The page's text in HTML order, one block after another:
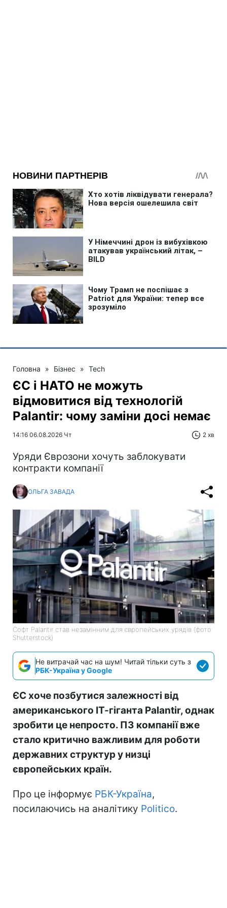
Головна » Бізнес » Tech
ЄС і НАТО не можуть
відмовитися від технологій
Palantir: чому заміни досі немає
14:16 06.08.2026 Чт 2 хв
Уряди Єврозони хочуть заблокувати
контракти компанії
ОЛЬГА ЗАВАДА
Софт Palantir став незамінним для європейських урядів (фото:
Shutterstock)
Не витрачай час на шум! Читай тільки суть з
РБК-Україна у Google
ЄС хоче позбутися залежності від
американського ІТ-гіганта Palantir, однак
зробити це непросто. ПЗ компанії вже
стало критично важливим для роботи
державних структур у низці
європейських країн.
Про це інформує РБК-Україна,
посилаючись на аналітику Politico.